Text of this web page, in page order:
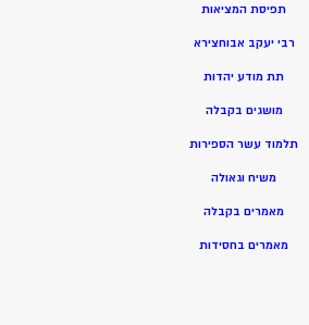
תפיסת המציאות
רבי יעקב אבוחצירא
תת מודע יהדות
מושגים בקבלה
תלמוד עשר הספירות
משיח וגאולה
מאמרים בקבלה
מאמרים בחסידות